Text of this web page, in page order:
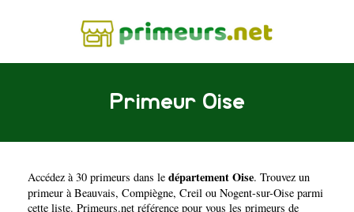
Primeur Oise
Accédez à 30 primeurs dans le département Oise. Trouvez un
primeur àBeauvais, Compiègne, Creil ou Nogent-sur-Oise parmi
cette liste. Primeurs.net référence pour vous les primeurs de